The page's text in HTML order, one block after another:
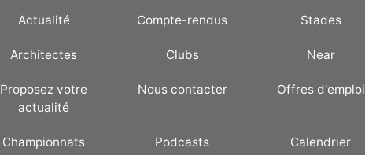
Actualité Compte-rendus Stades
Architectes Clubs Near
Proposez votre
actualité
Nous contacter Offres d'emploi
Championnats Podcasts Calendrier